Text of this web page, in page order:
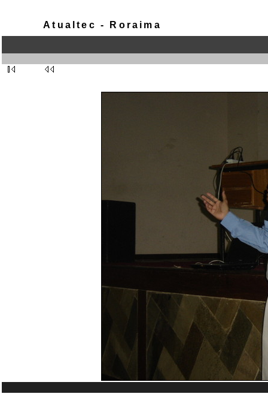
Atualtec - Roraima